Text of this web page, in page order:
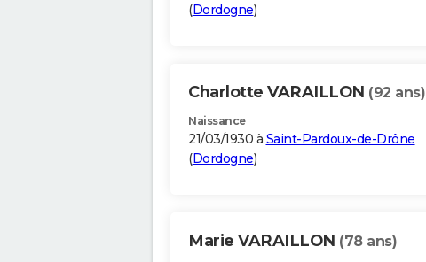
(Dordogne)
Charlotte VARAILLON (92 ans)
Naissance
21/03/1930 à Saint-Pardoux-de-Drône
(Dordogne)
Marie VARAILLON (78 ans)